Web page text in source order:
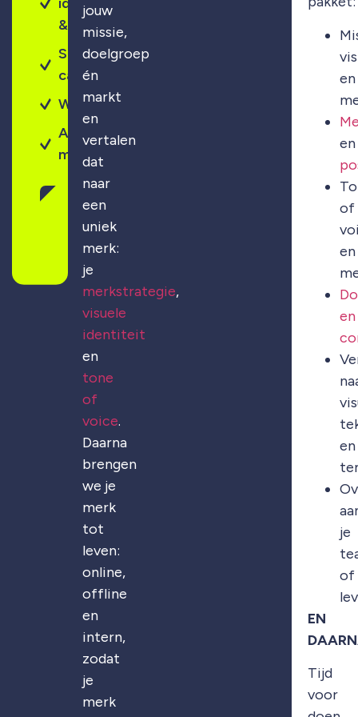
& design
Sterke
campagnes
Webdesign
Altijd
maatwerk
Gratis
merkscan
aanvragen
jouw
missie,
doelgroep
én
markt
en
vertalen
dat
naar
een
uniek
merk:
je
merkstrategie,
visuele
identiteit
en
tone
of
voice.
Daarna
brengen
we je
merk
tot
leven:
online,
offline
en
intern,
zodat
je
merk
en
en
of
en
en
en
je
of
EN
Tijd
voor